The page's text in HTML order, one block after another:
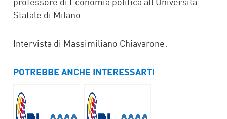
Statale di Milano.
Intervista di Massimiliano Chiavarone:
POTREBBE ANCHE INTERESSARTI